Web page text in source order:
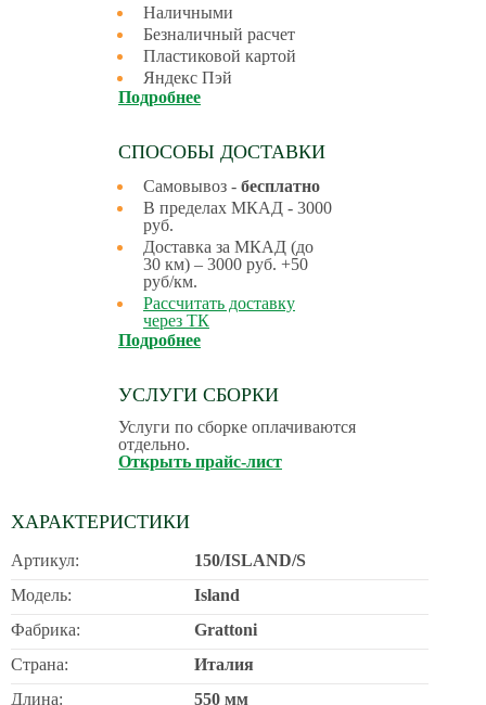
Наличными
Безналичный расчет
Пластиковой картой
Яндекс Пэй
Подробнее
СПОСОБЫ ДОСТАВКИ
Самовывоз - бесплатно
В пределах МКАД - 3000
руб.
Доставка за МКАД (до
30 км) – 3000 руб. +50
руб/км.
Рассчитать доставку
через ТК
Подробнее
УСЛУГИ СБОРКИ
Услуги по сборке оплачиваются
отдельно.
Открыть прайс-лист
ХАРАКТЕРИСТИКИ
Артикул:
150/ISLAND/S
Модель:
Island
Фабрика:
Grattoni
Страна:
Италия
Длина:
550 мм